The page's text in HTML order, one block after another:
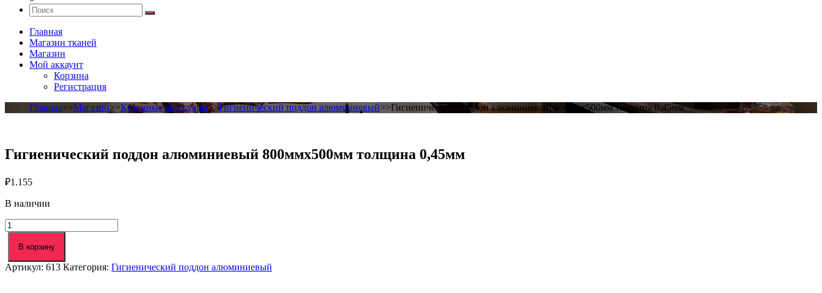
Главная
Магазин тканей
Магазин
Мой аккаунт
Корзина
Регистрация
Главная>>Магазин>>Кухонные аксесуары>>Гигиенический поддон алюминиевый>>Гигиенический поддон алюминиевый 800ммх500мм толщина 0,45мм
Гигиенический поддон алюминиевый 800ммх500мм толщина 0,45мм
₽1.155
В наличии
Количество
товара
Гигиенический
алюминиевый
В корзину
Артикул: 613 Категория: Гигиенический поддон алюминиевый